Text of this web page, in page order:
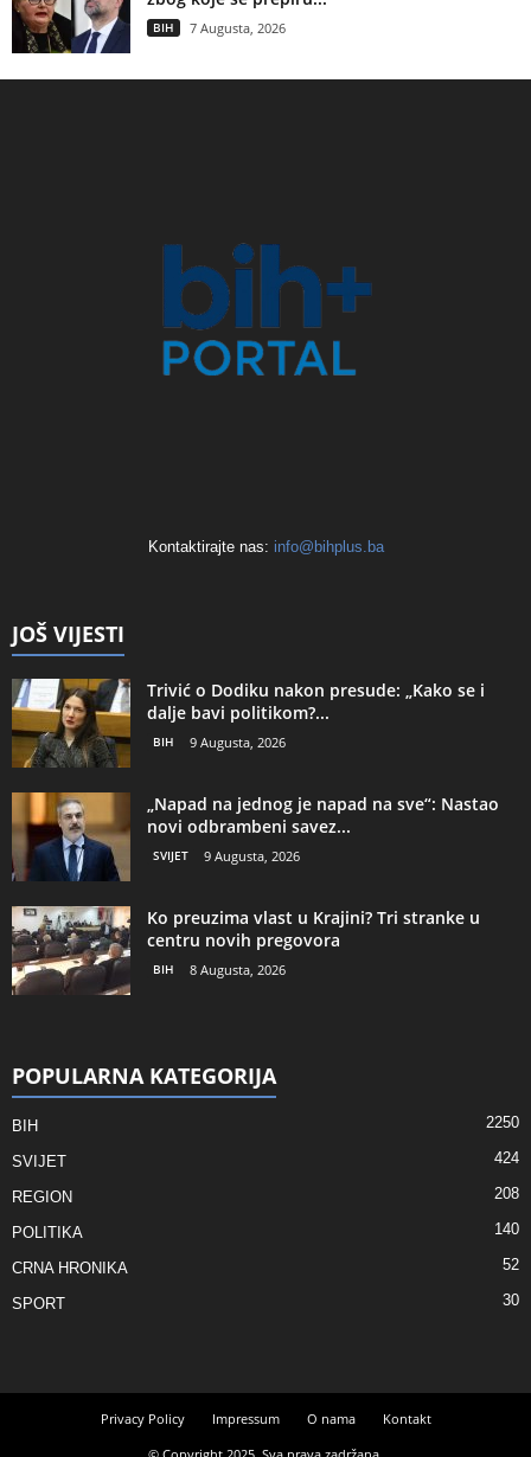
BIH 7 Augusta, 2026
Kontaktirajte nas: info@bihplus.ba
JOŠ VIJESTI
Trivić o Dodiku nakon presude: „Kako se i
dalje bavi politikom?...
BIH 9 Augusta, 2026
„Napad na jednog je napad na sve“: Nastao
novi odbrambeni savez...
SVIJET 9 Augusta, 2026
Ko preuzima vlast u Krajini? Tri stranke u
centru novih pregovora
BIH 8 Augusta, 2026
POPULARNA KATEGORIJA
BIH 2250
SVIJET 424
REGION 208
POLITIKA 140
CRNA HRONIKA 52
SPORT 30
Privacy Policy Impressum O nama
Kontakt